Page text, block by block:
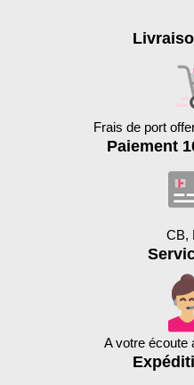
Frais de port
Paiement
CB,
A votre écoute